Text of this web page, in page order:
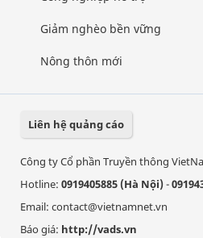
Giảm nghèo bền vững
Nông thôn mới
Liên hệ quảng cáo
Công ty Cổ phần Truyền thông
Hotline: 0919405885 (Hà Nội)-
Email: contact@vietnamnet.vn
Báo giá: http://vads.vn